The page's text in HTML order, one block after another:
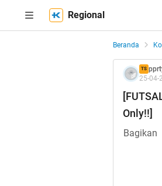
Regional
Beranda
TS
25-04-
Only!!]
Bagikan